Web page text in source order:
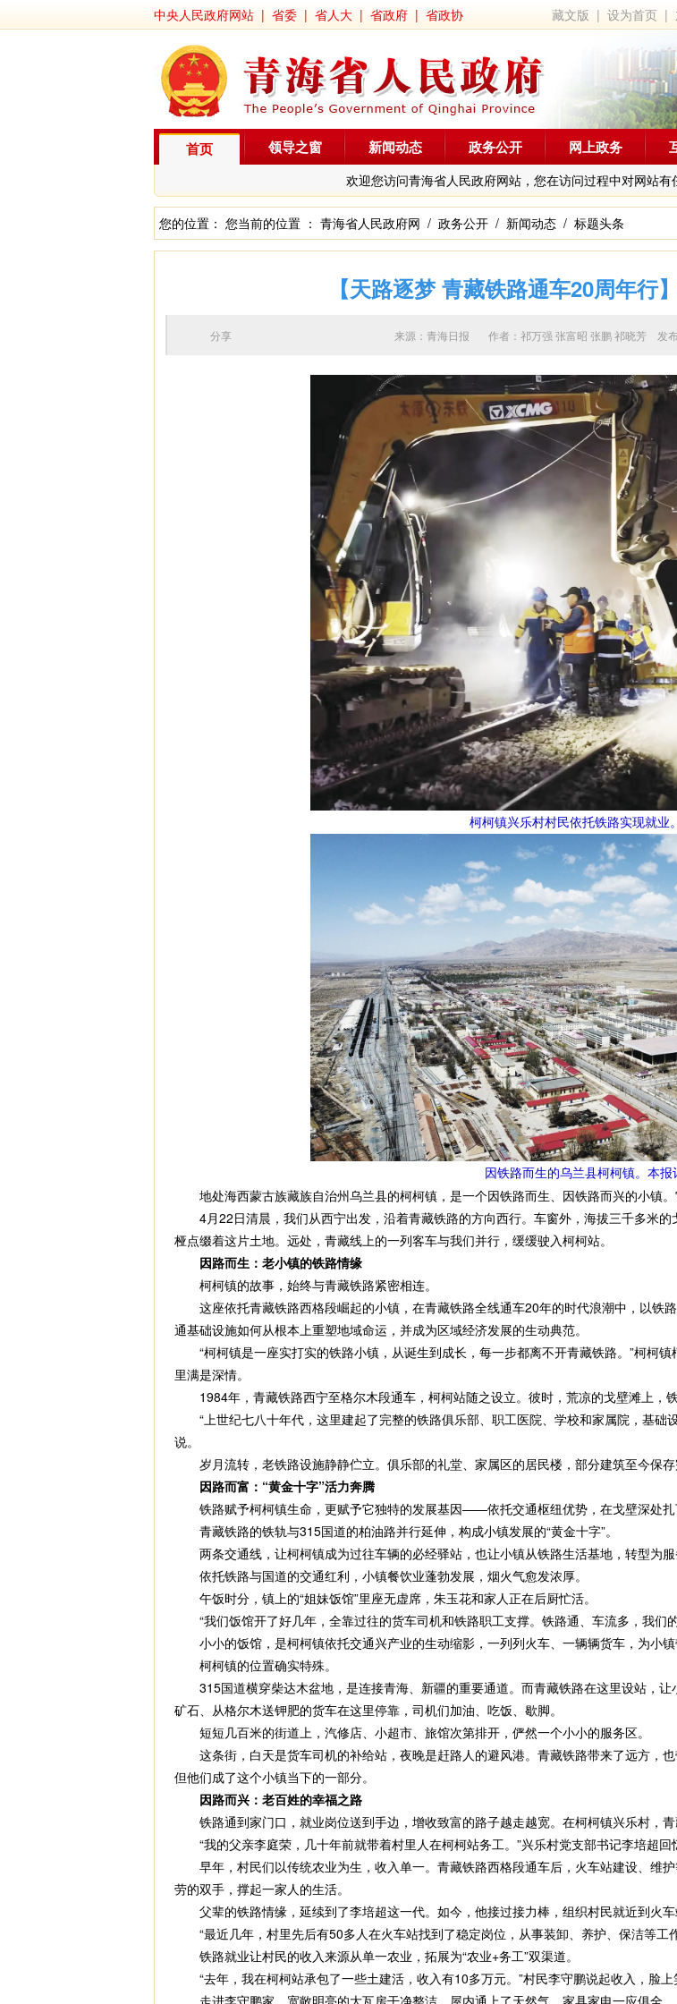
中央人民政府网站 | 省委 | 省人大 | 省政府 | 省政协 藏文版 |设为首页 |
首页
欢迎您访问青海省人民政府网站，您在访问过程中对网站有
领导之窗 新闻动态 政务公开 网上政务
您的位置： 您当前的位置 ： 青海省人民政府网 / 政务公开 / 新闻动态 / 标题头条
【天路逐梦 青藏铁路通车20周年行
来源：青海日报 作者： 祁万强 张富昭 张鹏 祁晓芳 发
分享
柯柯镇兴乐村村民依托铁路实现就业
因铁路而生的乌兰县柯柯镇。本报
地处海西蒙古族藏族自治州乌兰县的柯柯镇，是一个因铁路而生、因铁路而兴的小镇。
4月22日清晨，我们从西宁出发，沿着青藏铁路的方向西行。车窗外，海拔三千多米的
桠点缀着这片土地。远处，青藏线上的一列客车与我们并行，缓缓驶入柯柯站。
因路而生：老小镇的铁路情缘
柯柯镇的故事，始终与青藏铁路紧密相连。
这座依托青藏铁路西格段崛起的小镇，在青藏铁路全线通车20年的时代浪潮中，以铁
通基础设施如何从根本上重塑地域命运，并成为区域经济发展的生动典范。
“柯柯镇是一座实打实的铁路小镇，从诞生到成长，每一步都离不开青藏铁路。”柯柯
里满是深情。
1984年，青藏铁路西宁至格尔木段通车，柯柯站随之设立。彼时，荒凉的戈壁滩上，
“上世纪七八十年代，这里建起了完整的铁路俱乐部、职工医院、学校和家属院，基础
说。
岁月流转，老铁路设施静静伫立。俱乐部的礼堂、家属区的居民楼，部分建筑至今保存
因路而富：“黄金十字”活力奔腾
铁路赋予柯柯镇生命，更赋予它独特的发展基因——依托交通枢纽优势，在戈壁深处扎
青藏铁路的铁轨与315国道的柏油路并行延伸，构成小镇发展的“黄金十字”。
两条交通线，让柯柯镇成为过往车辆的必经驿站，也让小镇从铁路生活基地，转型为服
依托铁路与国道的交通红利，小镇餐饮业蓬勃发展，烟火气愈发浓厚。
午饭时分，镇上的“姐妹饭馆”里座无虚席，朱玉花和家人正在后厨忙活。
“我们饭馆开了好几年，全靠过往的货车司机和铁路职工支撑。铁路通、车流多，我们的
小小的饭馆，是柯柯镇依托交通兴产业的生动缩影，一列列火车、一辆辆货车，为小镇
柯柯镇的位置确实特殊。
315国道横穿柴达木盆地，是连接青海、新疆的重要通道。而青藏铁路在这里设站，让
矿石、从格尔木送钾肥的货车在这里停靠，司机们加油、吃饭、歇脚。
短短几百米的街道上，汽修店、小超市、旅馆次第排开，俨然一个小小的服务区。
这条街，白天是货车司机的补给站，夜晚是赶路人的避风港。青藏铁路带来了远方，也
但他们成了这个小镇当下的一部分。
因路而兴：老百姓的幸福之路
铁路通到家门口，就业岗位送到手边，增收致富的路子越走越宽。在柯柯镇兴乐村，青
“我的父亲李庭荣，几十年前就带着村里人在柯柯站务工。”兴乐村党支部书记李培超回
早年，村民们以传统农业为生，收入单一。青藏铁路西格段通车后，火车站建设、维
劳的双手，撑起一家人的生活。
父辈的铁路情缘，延续到了李培超这一代。如今，他接过接力棒，组织村民就近到火车
“最近几年，村里先后有50多人在火车站找到了稳定岗位，从事装卸、养护、保洁等工
铁路就业让村民的收入来源从单一农业，拓展为“农业+务工”双渠道。
“去年，我在柯柯站承包了一些土建活，收入有10多万元。”村民李守鹏说起收入，脸上
走进李守鹏家，宽敞明亮的大瓦房干净整洁，屋内通上了天然气，家具家电一应俱全。